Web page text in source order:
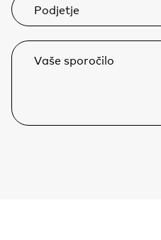
Podjetje
Vaše sporočilo